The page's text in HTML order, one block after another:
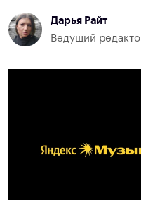
Дарья Райт
Ведущий